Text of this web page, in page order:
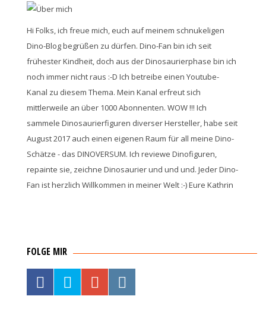
Hi Folks, ich freue mich, euch auf meinem schnukeligen
Dino-Blog begrüßen zu dürfen. Dino-Fan bin ich seit
frühester Kindheit, doch aus der Dinosaurierphase bin ich
noch immer nicht raus :-D Ich betreibe einen Youtube-
Kanal zu diesem Thema. Mein Kanal erfreut sich
mittlerweile an über 1000 Abonnenten. WOW !!! Ich
sammele Dinosaurierfiguren diverser Hersteller, habe seit
August 2017 auch einen eigenen Raum für all meine Dino-
Schätze - das DINOVERSUM. Ich reviewe Dinofiguren,
repainte sie, zeichne Dinosaurier und und und. Jeder Dino-
Fan ist herzlich Willkommen in meiner Welt :-) Eure Kathrin
FOLGE MIR